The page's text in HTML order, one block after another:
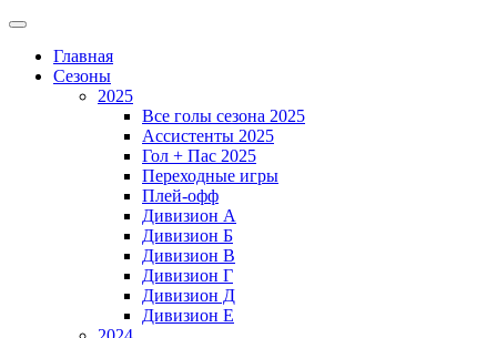
Главная
Сезоны
2025
Все голы сезона 2025
Ассистенты 2025
Гол + Пас 2025
Переходные игры
Плей-офф
Дивизион A
Дивизион Б
Дивизион В
Дивизион Г
Дивизион Д
Дивизион Е